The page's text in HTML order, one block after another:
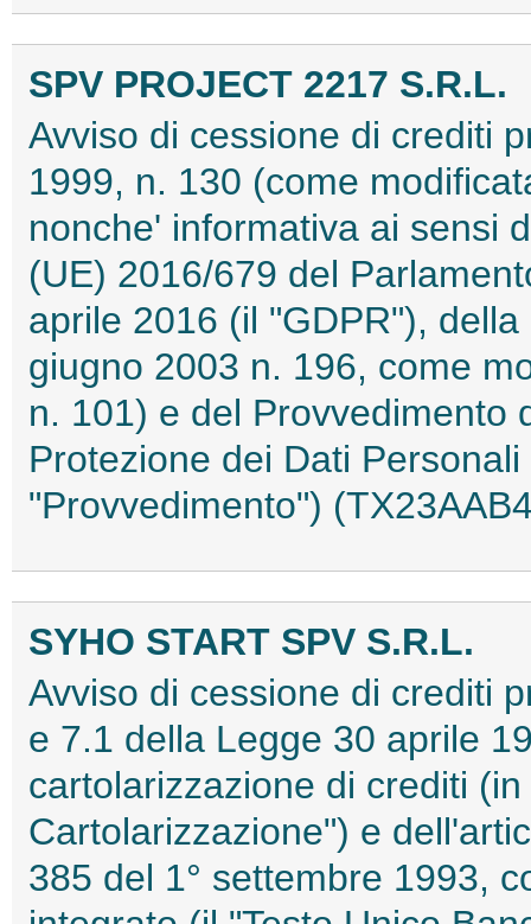
SPV PROJECT 2217 S.R.L.
Avviso di cessione di crediti
1999, n. 130 (come
nonche' informativa ai sensi
(UE) 2016/679 del
aprile 2016 (il "GDPR"),
giugno 2003 n. 196, come
n. 101) e del Provvedimento
Protezione dei Dati
"Provvedimento")
SYHO START SPV S.R.L.
Avviso di cessione di crediti
e 7.1 della Legge 30 aprile
cartolarizzazione di crediti
Cartolarizzazione") e
385 del 1° settembre 1993,